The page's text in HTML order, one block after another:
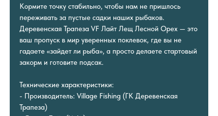
Кормите точку стабильно, чтобы нам не пришлось
переживать за пустые садки наших рыбаков.
Деревенская Трапеза VF Лайт Лещ Лесной Орех — это
ваш пропуск в мир уверенных поклевок, где вы не
гадаете «зайдет ли рыба», а просто делаете стартовый
закорм и готовите подсак.
Технические характеристики:
- Производитель: Village Fishing (ГК Деревенская
Трапеза)